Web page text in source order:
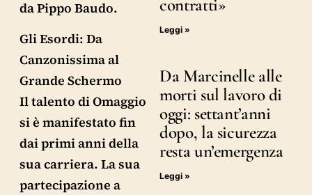
da Pippo Baudo.
Gli Esordi: Da
Canzonissima al
Grande Schermo
Il talento di Omaggio
si è manifestato fin
dai primi anni della
sua carriera. La sua
partecipazione a
contratti»
Leggi »
Da Marcinelle alle
morti sul lavoro di
oggi: settant’anni
dopo, la sicurezza
resta un’emergenza
Leggi »